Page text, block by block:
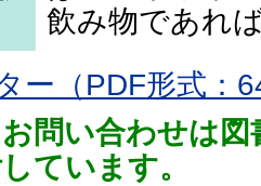
飲み物であれ
ー（PDF形式：
問い合わせは
ています。